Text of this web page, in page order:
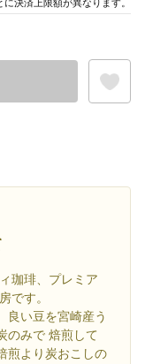
珈琲、プレミア
です。
良い豆を宮崎産う
のみで 焙煎して
煎より炭おこしの
に決済上限額が異なります。